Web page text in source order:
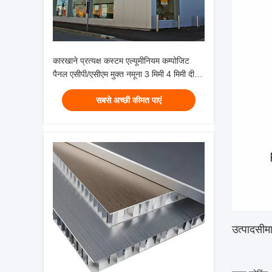
कारखाने प्रत्यक्ष कस्टम एल्यूमीनियम कम्पोजिट
पैनल एसीपी/एसीएम मुक्त नमूना 3 मिमी 4 मिमी दीवार
आवरण सजावट के लिए
सबसे अच्छी कीमत पाएं
उत्पाद